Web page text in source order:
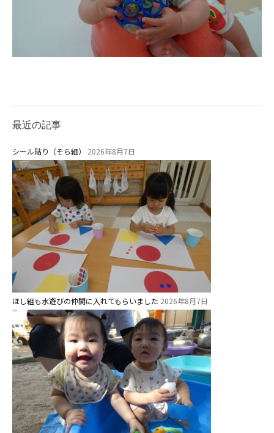
最近の記事
シール貼り（そら組） 2026年8月7日
ほし組も水遊びの仲間に入れてもらいました 2026年8月7日